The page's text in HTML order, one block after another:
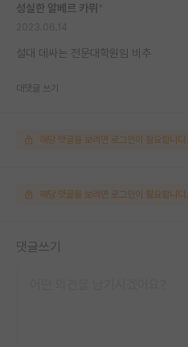
성실한 알베르 카뮈
설대 데싸는 전문대학원임 비추
대댓글 쓰기
해당 댓글을 보려면 로그인이 필요합니다.
해당 댓글을 보려면 로그인이 필요합니다.
댓글쓰기